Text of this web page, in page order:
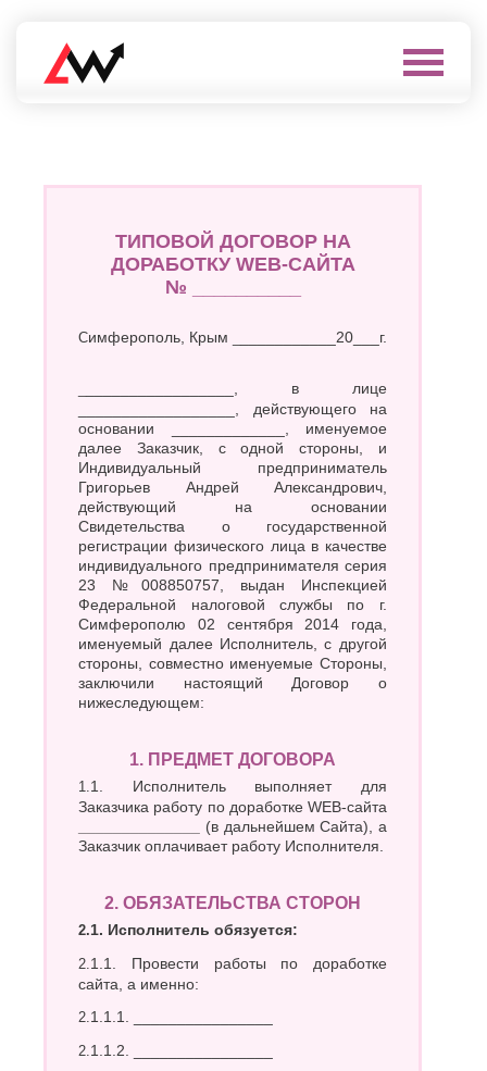
Выберите
город
Астрахань
Балаково
Балашиха
Бахчисарай
Белгород
Березники
Благовещенск
Брянск
Великий
Новгород
Владикавказ
Владимир
Вологда
Воронеж
Дербент
Джанкой
Димитровград
Новгород
Новокуйбышевск
Новороссийск
Новый
Уренгой
Ноябрьск
Обнинск
Одинцово
Октябрьский
Омск
Орел
Оренбург
Орехово-
Зуево
Орск
Первоуральск
Пермь
Петрозаводск
Подольск
Пушкино
Ростов-
Дону
Рязань
ТИПОВОЙ ДОГОВОР НА
ДОРАБОТКУ WEB-САЙТА
№ __________
____________20___г.
Симферополь, Крым
__________________, действующего на
основании _____________, именуемое
далее Заказчик, с одной стороны, и
Индивидуальный предприниматель
Григорьев Андрей Александрович,
действующий на основании
Свидетельства о государственной
регистрации физического лица в качестве
индивидуального предпринимателя серия
23 №008850757, выдан Инспекцией
Федеральной налоговой службы по г.
Симферополю 02 сентября 2014 года,
именуемый далее Исполнитель, с другой
стороны, совместно именуемые Стороны,
заключили настоящий Договор о
нижеследующем:
1. ПРЕДМЕТ ДОГОВОРА
1.1. Исполнитель выполняет для
Заказчика работу по доработке WEB-сайта
(в дальнейшем Сайта), а
Заказчик оплачивает работу Исполнителя.
2. ОБЯЗАТЕЛЬСТВА СТОРОН
2.1. Исполнитель обязуется:
2.1.1. Провести работы по доработке
сайта, а именно:
2.1.1.1. ________________
2.1.1.2. ________________